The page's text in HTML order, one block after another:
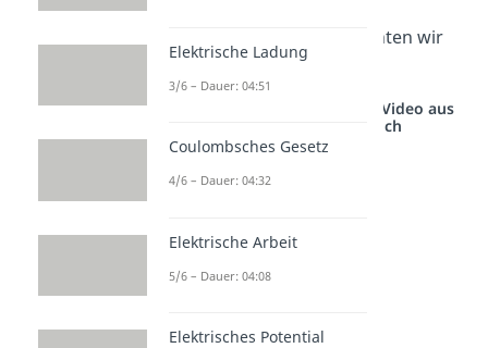
Diese Bestandteile betrachten wir
dir im Folgenden genauer.
Studyflix vernetzt: Hier ein Video aus
einem anderen Bereich
Elektrische Ladung
3/6 – Dauer: 04:51
Coulombsches Gesetz
4/6 – Dauer: 04:32
Elektrische Arbeit
5/6 – Dauer: 04:08
Elektrisches Potential